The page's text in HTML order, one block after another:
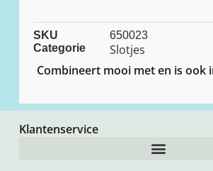
SKU
650023
Categorie
Slotjes
Combineert mooi met en is ook
Klantenservice